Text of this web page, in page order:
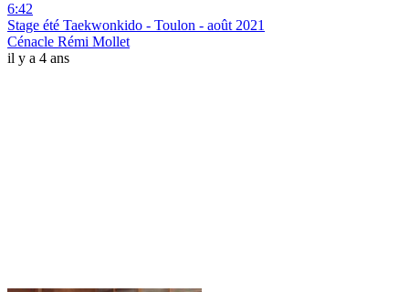
6:42
Stage été Taekwonkido - Toulon - août 2021
Cénacle Rémi Mollet
il y a 4 ans